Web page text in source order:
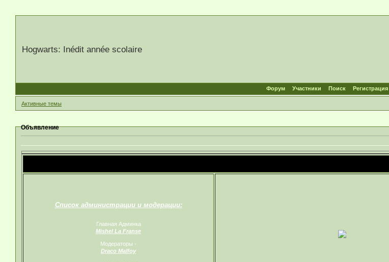
Hogwarts: Inédit année scolaire
Форум Участники Поиск Регистрация
Активные темы
Объявление
Список администрации и модерации:
Главная Админка
Mishel La Franse
Модераторы -
Draco Malfoy